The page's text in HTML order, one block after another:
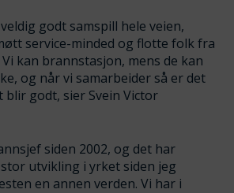
godt samspill hele veien,
service-minded og flotte folk fra
kan brannstasjon, mens de kan
og når vi samarbeider så er det
godt, sier Svein Victor
siden 2002, og det har
utvikling i yrket siden jeg
en annen verden. Vi har i